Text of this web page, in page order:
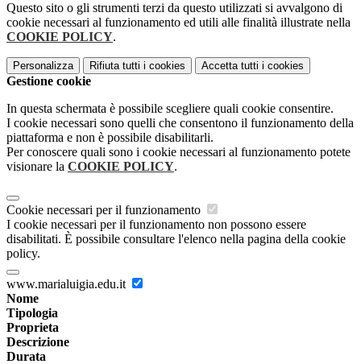
Questo sito o gli strumenti terzi da questo utilizzati si avvalgono di
cookie necessari al funzionamento ed utili alle finalità illustrate nella
COOKIE POLICY.
Personalizza Rifiuta tutti i cookies Accetta tutti i cookies
Gestione cookie
In questa schermata è possibile scegliere quali cookie consentire.
I cookie necessari sono quelli che consentono il funzionamento della
piattaforma e non è possibile disabilitarli.
Per conoscere quali sono i cookie necessari al funzionamento potete
visionare la COOKIE POLICY.
Cookie necessari per il funzionamento
I cookie necessari per il funzionamento non possono essere
disabilitati. È possibile consultare l'elenco nella pagina della cookie
policy.
www.marialuigia.edu.it
Nome
Tipologia
Proprieta
Descrizione
Durata